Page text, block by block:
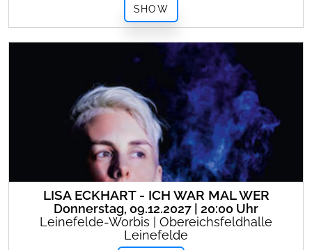
SHOW
LISA ECKHART - ICH WAR MAL WER
Donnerstag, 09.12.2027 | 20:00 Uhr
Leinefelde-Worbis | Obereichsfeldhalle
Leinefelde